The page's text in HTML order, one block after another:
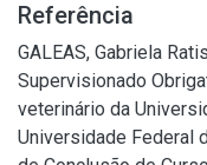
Referência
GALEAS, Gabriela
Supervisionado
veterinário da
Universidade Federal